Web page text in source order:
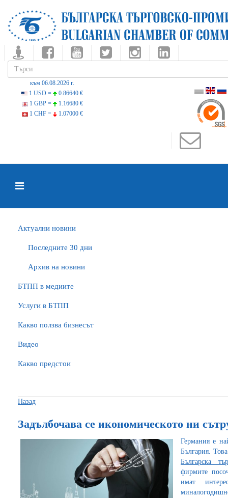
към 06.08.2026 г.
1 USD =
0.86640 €
1 GBP =
1.16680 €
1 CHF =
1.07000 €
Актуални новини
Последните 30 дни
Архив на новини
БTПП в медиите
Услуги в БТПП
Какво ползва бизнесът
Видео
Какво предстои
Назад
Задълбочава се икономическото ни
Германия е
България.
Българска
фирмите
имат